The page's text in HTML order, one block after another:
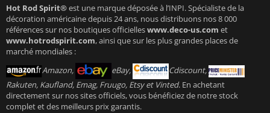
Hot Rod Spirit®est une marque déposée à l’INPI. Spécialiste de la
décoration américaine depuis 24 ans, nous distribuons nos 8 000
références sur nos boutiques officielleswww.deco-us.com et
www.hotrodspirit.com, ainsi que sur les plus grandes places de
marché mondiales :
Amazon,
eBay,
Cdiscount,
Rakuten, Kaufland, Emag, Fruugo, Etsy et Vinted. En achetant
directement sur nos sites officiels, vous bénéficiez de notre stock
complet et des meilleurs prix garantis.